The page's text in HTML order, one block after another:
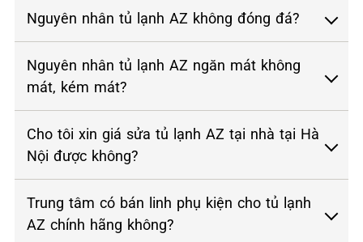
Nguyên nhân tủ lạnh AZ không đóng đá?
Nguyên nhân tủ lạnh AZ ngăn mát không
mát, kém mát?
Cho tôi xin giá sửa tủ lạnh AZ tại nhà tại Hà
Nội được không?
Trung tâm có bán linh phụ kiện cho tủ lạnh
AZ chính hãng không?